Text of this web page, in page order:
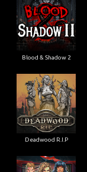
Blood & Shadow 2
Deadwood R.I.P